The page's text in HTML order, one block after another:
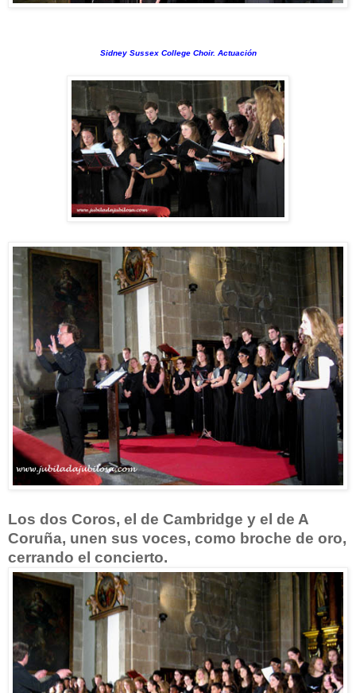
Sidney Sussex College Choir. Actuación
Los dos Coros, el de Cambridge y el de A
Coruña, unen sus voces, como broche de oro,
cerrando el concierto.